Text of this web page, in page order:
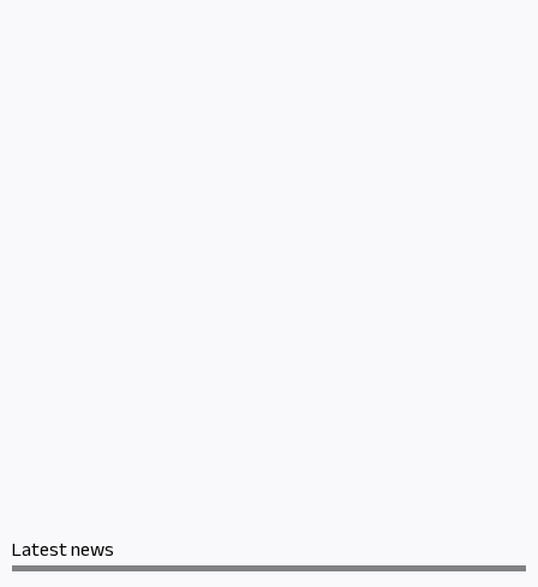
Latest news